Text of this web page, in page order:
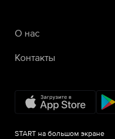
О нас
Контакты
START на большом экране